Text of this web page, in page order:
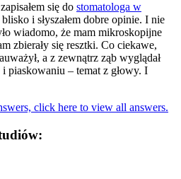
się do stomatologa w
i słyszałem dobre opinie. I nie
wiadomo, że mam mikroskopijne
zbierały się resztki. Co ciekawe,
a z zewnątrz ząb wyglądał
piaskowaniu – temat z głowy. I
click here to view all answers.